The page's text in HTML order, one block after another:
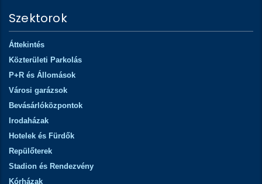
Szektorok
Áttekintés
Közterületi Parkolás
P+R és Állomások
Városi garázsok
Bevásárlóközpontok
Irodaházak
Hotelek és Fürdők
Repülőterek
Stadion és Rendezvény
Kórházak